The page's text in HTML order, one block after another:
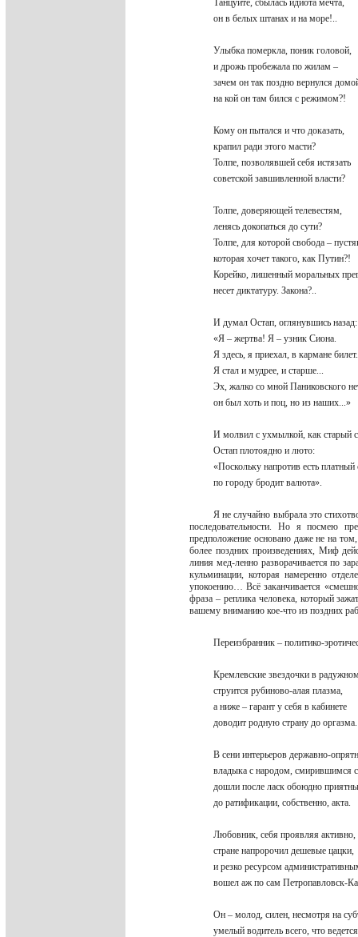
Танцуйте, сбылась идиота мечта,
он в белых штанах и на море!..
Улыбка померкла, поник головой,
и дрожь пробежала по жилам –
зачем он так поздно вернулся
на кой он там бился с режимом?!
Кому он пытался и что доказать,
крапил ради этого масти?
Толпе, позволявшей себя истязать
советской завшивленной власти?
Толпе, доверяющей телевестям,
ленясь докопаться до сути?
Толпе, для которой свобода –
которая хочет такого, как Путин?!
Корейко, лишенный моральных
несет диктатуру. Закона?..
И думал Остап, оглянувшись
«Я – жертва! Я – узник Сиона.
Я здесь, я приехал, в кармане
Я стал и мудрее, и старше...
Эх, жалко со мной Паниковского
он был хоть и поц, но из наших...»
И молвил с ухмылкой, как старый
Остап плотоядно и люто:
«Поскольку напротив есть
по городу бродит валюта».
Я не случайно выбрала это
последовательности. Но я посмею
предположение основано даже не на
более поздних произведениях, Миф
линия мед-ленно разворачивается по
кульминации, которая намеренно
упокоению… Всё заканчивается
фраза – реплика человека, который
вашему вниманию кое-что из поздних
Переизбранник – политико-
Кремлевские звездочки в
струится рубиново-алая плазма,
а ниже – гарант у себя в кабинете
доводит родную страну до
В сени интерьеров державно-
владыка с народом, смирившимся
дошли после ласк обоюдно
до ратификации, собственно, акта.
Любовник, себя проявляя
стране напророчил дешевые цацки,
и резко ресурсом
вошел аж по сам Петропавловск-
Он – молод, силен, несмотря на
умелый водитель всего, что